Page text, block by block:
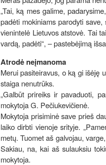
„Tai, ką mes galime,
padėti mokiniams parodyti
vienintelė Lietuvos atstovė. Tai
vardą, padėti“, – pastebėjimą
Atrodė neįmanoma
Merui pasiteiravus, o ką gi išėję
staiga nenutrūks.
„Galbūt prireiks ir pavaduoti,
mokytoja G. Pečiukevičienė.
Mokytoja prisiminė save prieš
laiko dirbti vienoje srityje.
metų. Tuomet aš galvojau,
Sakiau, na, kai aš sulauksiu
mokytoja.